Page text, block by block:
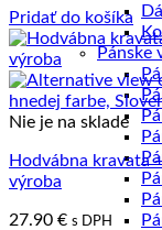
Pánske
Pridať do košíka
Nie je na sklade
Hodvábna kravata
výroba
27.90 € s DPH